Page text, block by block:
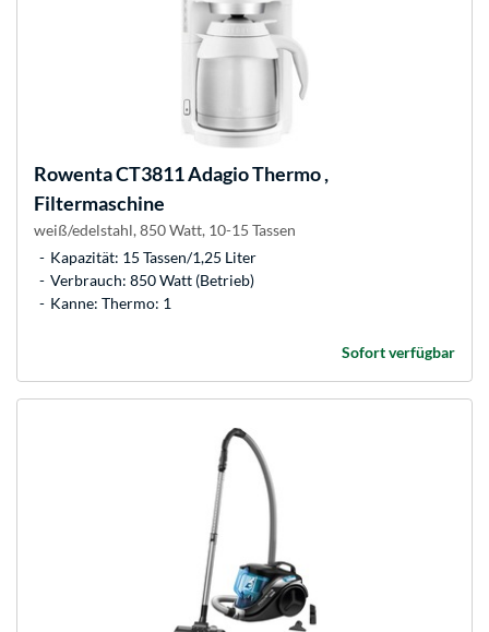
RowentaCT3811 Adagio Thermo ,
Filtermaschine
weiß/edelstahl, 850 Watt, 10-15 Tassen
Kapazität: 15 Tassen/1,25 Liter
Verbrauch: 850 Watt (Betrieb)
Kanne: Thermo: 1
Sofort verfügbar